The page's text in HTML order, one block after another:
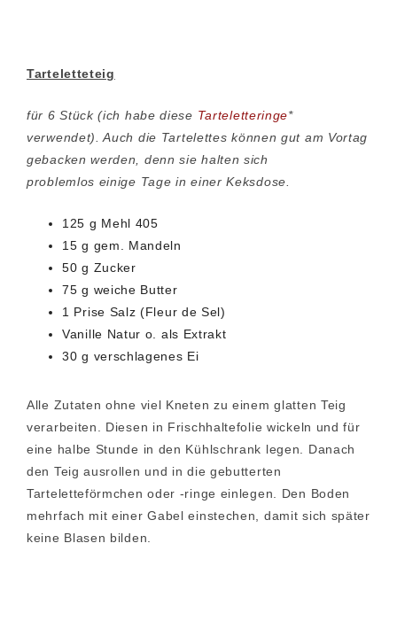
Tarteletteteig
für 6 Stück (ich habe diese Tarteletteringe*
verwendet). Auch die Tartelettes können gut am Vortag
gebacken werden, denn sie halten sich
problemlos einige Tage in einer Keksdose.
125 g Mehl 405
15 g gem. Mandeln
50 g Zucker
75 g weiche Butter
1 Prise Salz (Fleur de Sel)
Vanille Natur o. als Extrakt
30 g verschlagenes Ei
Alle Zutaten ohne viel Kneten zu einem glatten Teig
verarbeiten. Diesen in Frischhaltefolie wickeln und für
eine halbe Stunde in den Kühlschrank legen. Danach
den Teig ausrollen und in die gebutterten
Tarteletteförmchen oder -ringe einlegen. Den Boden
mehrfach mit einer Gabel einstechen, damit sich später
keine Blasen bilden.